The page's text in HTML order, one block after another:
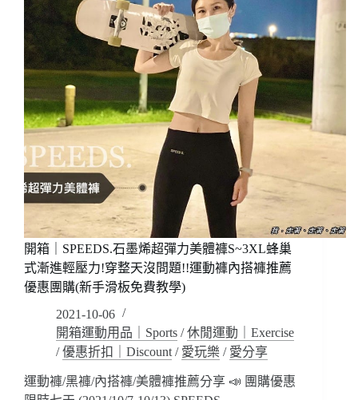
開箱｜SPEEDS.⽯墨烯超彈⼒美體褲S~3XL蜂巢
式漸進輕壓力!穿整天沒問題!!運動褲內搭褲推薦
優惠團購(新手滑板免費教學)
2021-10-06
開箱運動用品｜Sports /休閒運動｜Exercise
/優惠折扣｜Discount / 愛玩樂 / 愛分享
運動褲/黑褲/內搭褲/美體褲推薦分享 📣 團購優惠